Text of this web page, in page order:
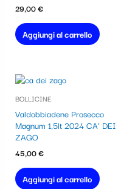
29,00€
Aggiungi al carrello
BOLLICINE
Valdobbiadene Prosecco
Magnum 1,5lt 2024 CA’ DEI
ZAGO
45,00€
Aggiungi al carrello